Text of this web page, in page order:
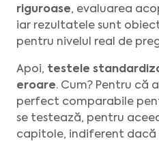
riguroase, evaluarea
iar rezultatele sunt
pentru nivelul real de
Apoi, testele
eroare. Cum? Pentru că
perfect comparabile
se testează, pentru
capitole, indiferent dacă